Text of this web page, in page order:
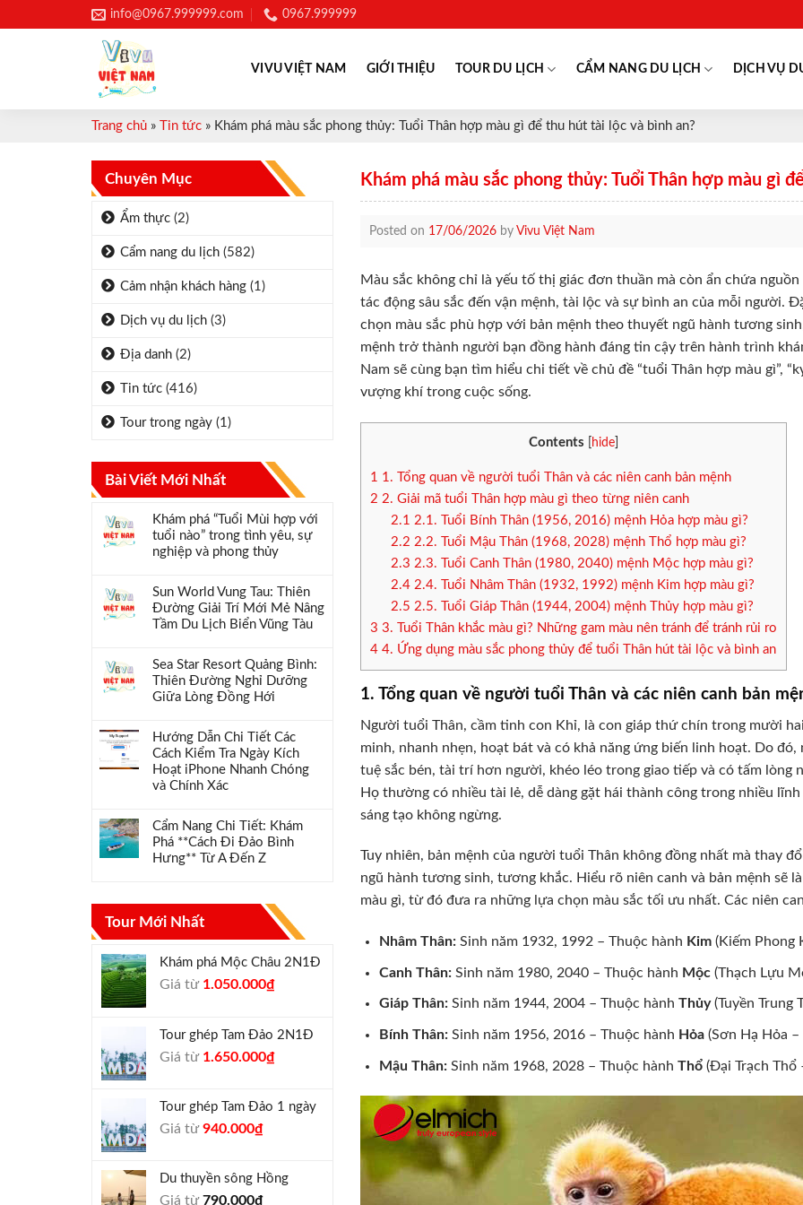
to
info@0967.999999.com 0967.999999
VIVU VIỆT NAM GIỚI THIỆU TOUR DU LỊCH CẨM NANG DU LỊCH DỊCH VỤ
Trang chủ » Tin tức » Khám phá màu sắc phong thủy: Tuổi Thân hợp màu gì để thu hút tài lộc và bình an?
Chuyên Mục
Ẩm thực (2)
Cẩm nang du lịch (582)
Cảm nhận khách hàng (1)
Dịch vụ du lịch (3)
Địa danh (2)
Tin tức (416)
Tour trong ngày (1)
Bài Viết Mới Nhất
Khám phá “Tuổi Mùi hợp với
tuổi nào” trong tình yêu, sự
nghiệp và phong thủy
Sun World Vung Tau: Thiên
Đường Giải Trí Mới Mẻ Nâng
Tầm Du Lịch Biển Vũng Tàu
Sea Star Resort Quảng Bình:
Thiên Đường Nghỉ Dưỡng
Giữa Lòng Đồng Hới
Hướng Dẫn Chi Tiết Các
Cách Kiểm Tra Ngày Kích
Hoạt iPhone Nhanh Chóng
và Chính Xác
Cẩm Nang Chi Tiết: Khám
Phá **Cách Đi Đảo Bình
Hưng** Từ A Đến Z
Tour Mới Nhất
Khám phá Mộc Châu 2N1Đ
Giá từ Giá
1.300.000₫.
1.050.000₫Giá
là:
Tour ghép Tam Đảo 2N1Đ
Giá từ Giá
1.800.000₫.
1.650.000₫Giá
là:
Tour ghép Tam Đảo 1 ngày
Giá từGiá
1.000.000₫.
940.000₫Giá
là:
Du thuyền sông Hồng
Giá từ790.000₫
Khám phá màu sắc phong thủy: Tuổi Thân hợp màu gì
Posted on 17/06/2026 by Vivu Việt Nam
Màu sắc không chỉ là yếu tố thị giác đơn thuần mà còn ẩn chứa
tác động sâu sắc đến vận mệnh, tài lộc và sự bình an của mỗi người.
chọn màu sắc phù hợp với bản mệnh theo thuyết ngũ hành tương
mệnh trở thành người bạn đồng hành đáng tin cậy trên hành trình
Nam sẽ cùng bạn tìm hiểu chi tiết về chủ đề “tuổi Thân hợp màu gì”,
vượng khí trong cuộc sống.
Contents hide
1 1. Tổng quan về người tuổi Thân và các niên canh bản mệnh
2 2. Giải mã tuổi Thân hợp màu gì theo từng niên canh
2.1 2.1. Tuổi Bính Thân (1956, 2016) mệnh Hỏa hợp màu gì?
2.2 2.2. Tuổi Mậu Thân (1968, 2028) mệnh Thổ hợp màu gì?
2.3 2.3. Tuổi Canh Thân (1980, 2040) mệnh Mộc hợp màu gì?
2.42.4. Tuổi Nhâm Thân (1932, 1992) mệnh Kim hợp màu gì?
2.5 2.5. Tuổi Giáp Thân (1944, 2004) mệnh Thủy hợp màu gì?
3 3. Tuổi Thân khắc màu gì? Những gam màu nên tránh để tránh rủi ro
4 4. Ứng dụng màu sắc phong thủy để tuổi Thân hút tài lộc và bình an
1. Tổng quan về người tuổi Thân và các niên canh bản
Người tuổi Thân, cầm tinh con Khỉ, là con giáp thứ chín trong mười
minh, nhanh nhẹn, hoạt bát và có khả năng ứng biến linh hoạt. Do
tuệ sắc bén, tài trí hơn người, khéo léo trong giao tiếp và có tấm lòng
Họ thường có nhiều tài lẻ, dễ dàng gặt hái thành công trong nhiều
sáng tạo không ngừng.
Tuy nhiên, bản mệnh của người tuổi Thân không đồng nhất mà thay
ngũ hành tương sinh, tương khắc. Hiểu rõ niên canh và bản mệnh sẽ
màu gì, từ đó đưa ra những lựa chọn màu sắc tối ưu nhất. Các niên
Nhâm Thân:Sinh năm 1932, 1992 – Thuộc hành Kim(Kiếm Phong
Canh Thân:Sinh năm 1980, 2040 – Thuộc hành Mộc(Thạch Lựu
Giáp Thân:Sinh năm 1944, 2004 – Thuộc hành Thủy(Tuyền Trung
Bính Thân:Sinh năm 1956, 2016 – Thuộc hành Hỏa(Sơn Hạ Hỏa
Mậu Thân:Sinh năm 1968, 2028 – Thuộc hành Thổ(Đại Trạch Thổ